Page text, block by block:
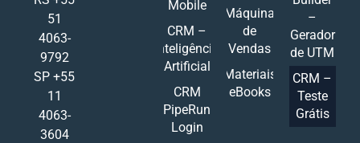
51
4063-
9792
SP +55
11
4063-
3604
Mobile
CRM –
Inteligência
Artificial
CRM
PipeRun
Login
Máquina
de
Vendas
Materiais
eBooks
–
Gerador
de UTM
CRM –
Teste
Grátis